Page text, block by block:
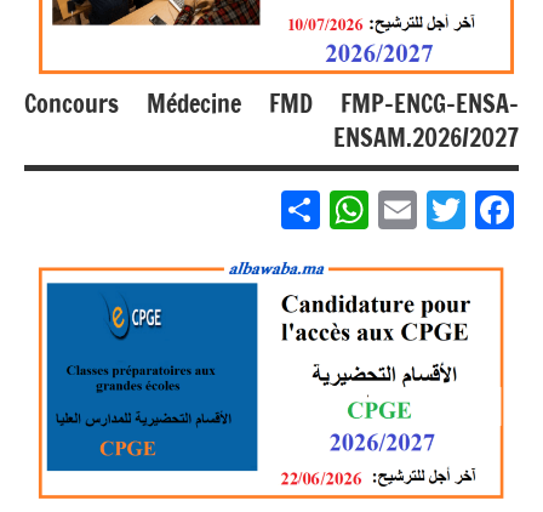
بالباك +
فوق
Concours Médecine FMD FMP-ENCG-ENSA-
ENSAM.2026/2027
Facebook
Twitter
Email
WhatsApp
مباريات
مباريات
بالباك +
فوق
مباريات